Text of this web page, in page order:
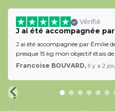
Vérifié
J ai été accompagnée
J ai été accompagnée par Émilie
presque 15 kg mon objectif étais
Francoise BOUVARD, Il y a 2